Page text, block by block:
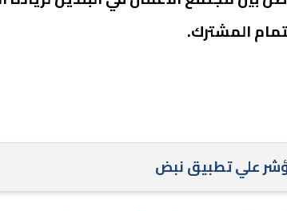
المشترك.
علي تطبيق نبض